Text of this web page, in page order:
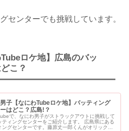
センターでも挑戦しています。
ロケ地】広島のバッ
こ？
子【なにわTubeロケ地】バッティング
はどこ？広島!？
で、なにわ男子がストラックアウトに挑戦して
ィングセンターをご紹介します。 広島県にある
ングセンターです。藤原丈一郎くんがオリックス